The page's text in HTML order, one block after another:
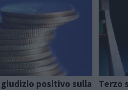
giudizio positivo sulla
Terzo